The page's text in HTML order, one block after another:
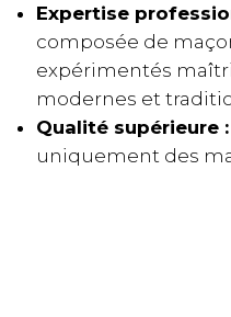
Expertise
composée de
expérimentés
modernes et
Qualité supérieure :
uniquement des